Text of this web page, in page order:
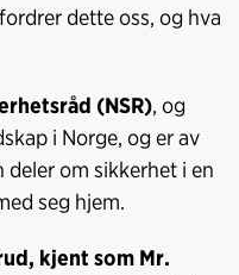
dette oss, og hva
(NSR), og
i Norge, og er av
om sikkerhet i en
seg hjem.
kjent som Mr.